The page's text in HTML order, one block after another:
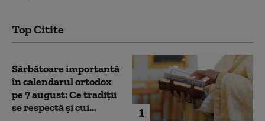
Top Citite
1
Sărbătoare importantă
în calendarul ortodox
pe 7 august: Ce tradiții
se respectă și cui...